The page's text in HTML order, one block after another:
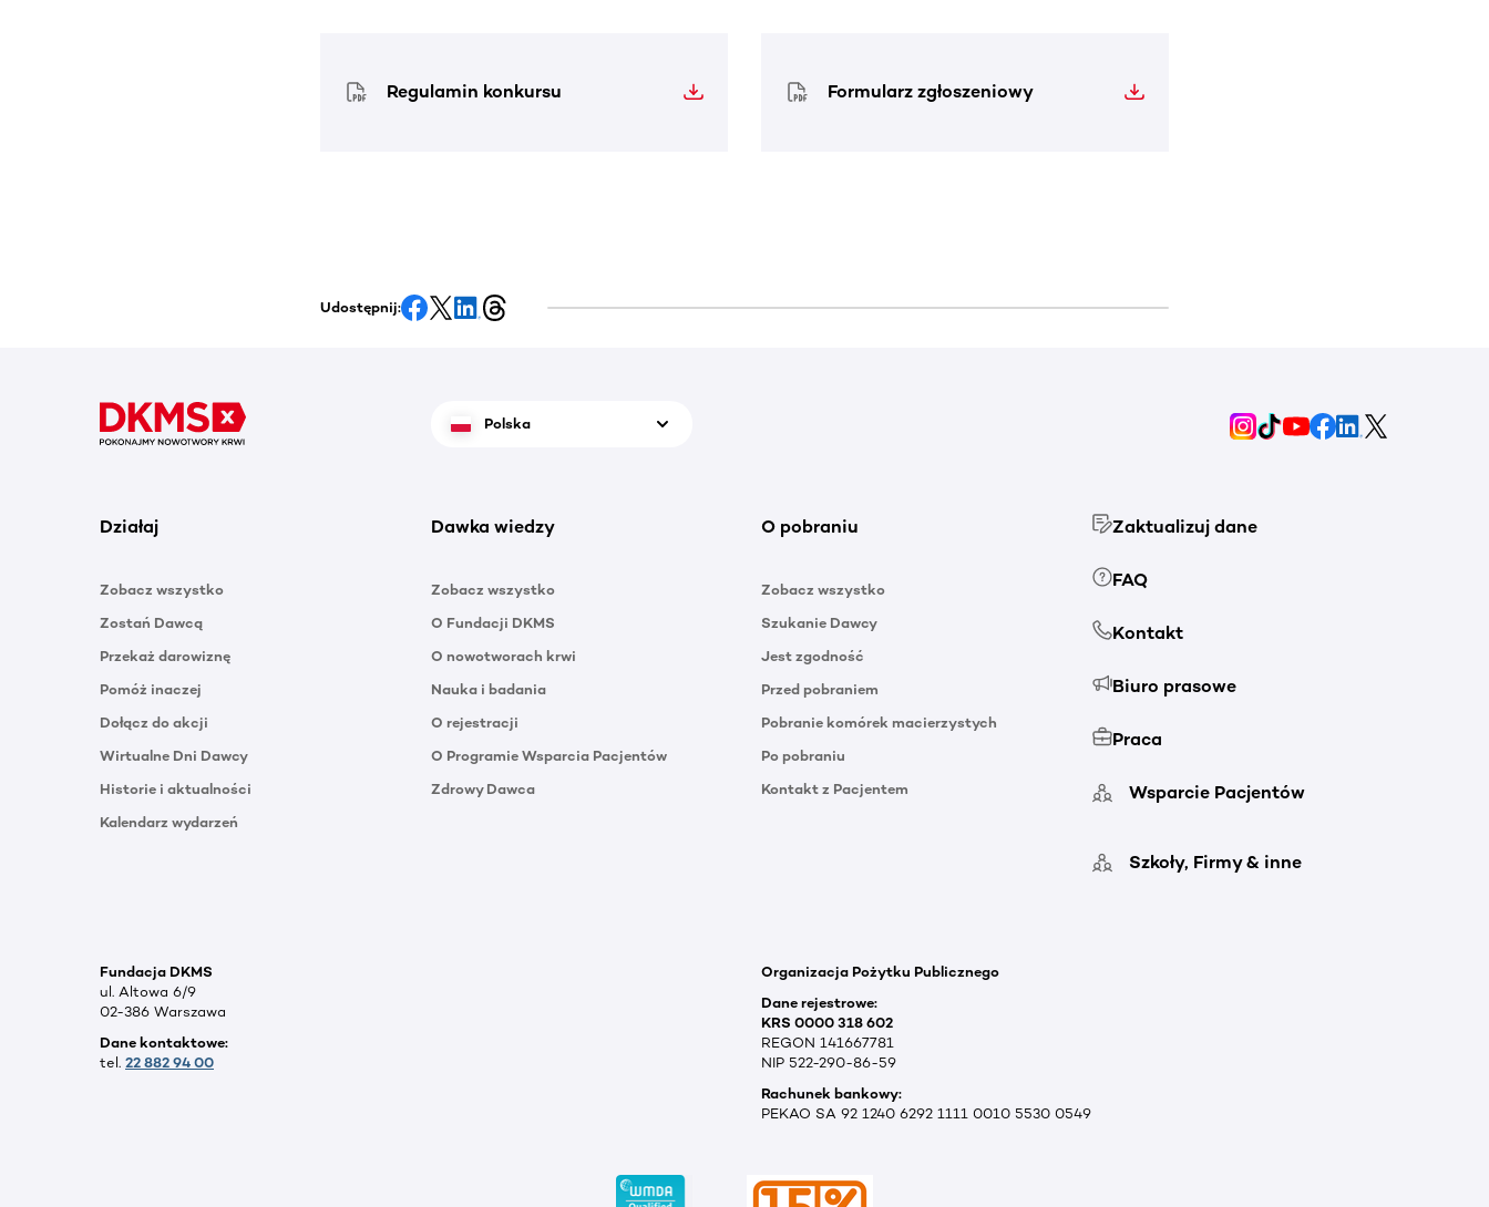
Regulamin konkursu Formularz zgłoszeniowy
Udostępnij:
Polska
Działaj
Zobacz wszystko
Zostań Dawcą
Przekaż darowiznę
Pomóż inaczej
Dołącz do akcji
Wirtualne Dni Dawcy
Historie i aktualności
Kalendarz wydarzeń
Dawka wiedzy
Zobacz wszystko
O Fundacji DKMS
O nowotworach krwi
Nauka i badania
O rejestracji
O Programie Wsparcia Pacjentów
Zdrowy Dawca
O pobraniu
Zobacz wszystko
Szukanie Dawcy
Jest zgodność
Przed pobraniem
Pobranie komórek macierzystych
Po pobraniu
Kontakt z Pacjentem
Zaktualizuj dane
FAQ
Kontakt
Biuro prasowe
Praca
Wsparcie Pacjentów
Szkoły, Firmy & inne
Fundacja DKMS
ul. Altowa 6/9
02-386 Warszawa
Dane kontaktowe:
tel. 22 882 94 00
Organizacja Pożytku Publicznego
Dane rejestrowe:
KRS 0000 318 602
REGON 141667781
NIP 522-290-86-59
Rachunek bankowy:
PEKAO SA 92 1240 6292 1111 0010 5530 0549